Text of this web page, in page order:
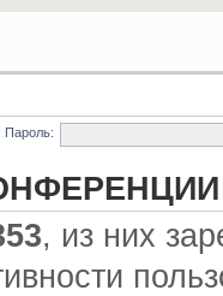
Пароль:
, из них